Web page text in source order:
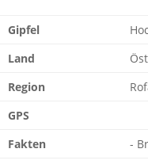
Gipfel
Land
Region
GPS
Fakten
-